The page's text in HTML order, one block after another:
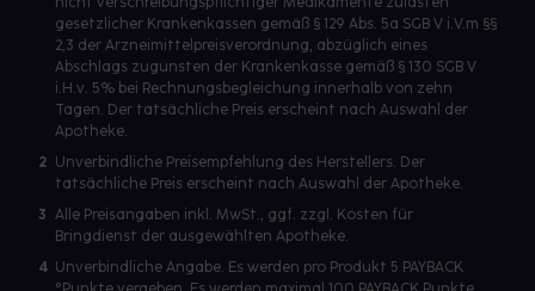
gesetzlicher Krankenkassen gemäß § 129 Abs. 5a SGB V i.V.m §§
2,3 der Arzneimittelpreisverordnung, abzüglich eines
Abschlags zugunsten der Krankenkasse gemäß § 130 SGB V
i.H.v. 5% bei Rechnungsbegleichung innerhalb von zehn
Tagen. Der tatsächliche Preis erscheint nach Auswahl der
Apotheke.
2 Unverbindliche Preisempfehlung des Herstellers. Der
tatsächliche Preis erscheint nach Auswahl der Apotheke.
3 Alle Preisangaben inkl. MwSt., ggf. zzgl. Kosten für
Bringdienst der ausgewählten Apotheke.
4 Unverbindliche Angabe. Es werden pro Produkt 5 PAYBACK